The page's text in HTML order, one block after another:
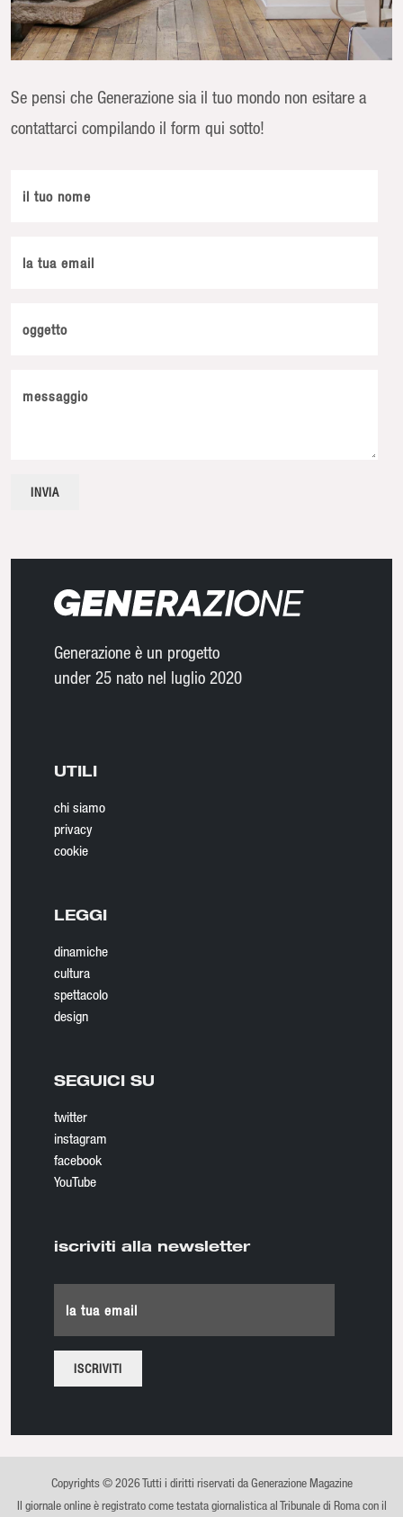
Se pensi che Generazione sia il tuo mondo non esitare a
contattarci compilando il form qui sotto!
il tuo nome
la tua email
oggetto
messaggio
Generazione è un progetto
under 25 nato nel luglio 2020
UTILI
chi siamo
privacy
cookie
LEGGI
dinamiche
cultura
spettacolo
design
SEGUICI SU
twitter
instagram
facebook
YouTube
iscriviti alla newsletter
la tua email
Copyrights © 2026 Tutti i diritti riservati da Generazione Magazine
Il giornale online è registrato come testata giornalistica al Tribunale di Roma con il